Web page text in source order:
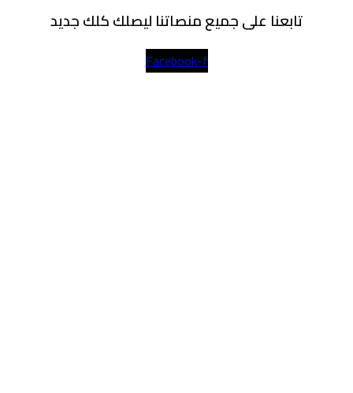
تابعنا على جميع منصاتنا ليصلك كلك جديد
Facebook-f